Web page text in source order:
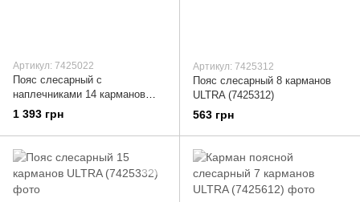
Артикул: 7425022
Пояс слесарный с
наплечниками 14 карманов
ULTRA (7425022)
1 393 грн
Артикул: 7425312
Пояс слесарный 8 карманов
ULTRA (7425312)
563 грн